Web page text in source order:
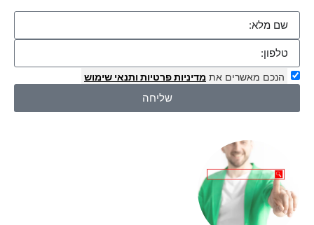
הנכם מאשרים את מדיניות פרטיות ותנאי שימוש
שליחה